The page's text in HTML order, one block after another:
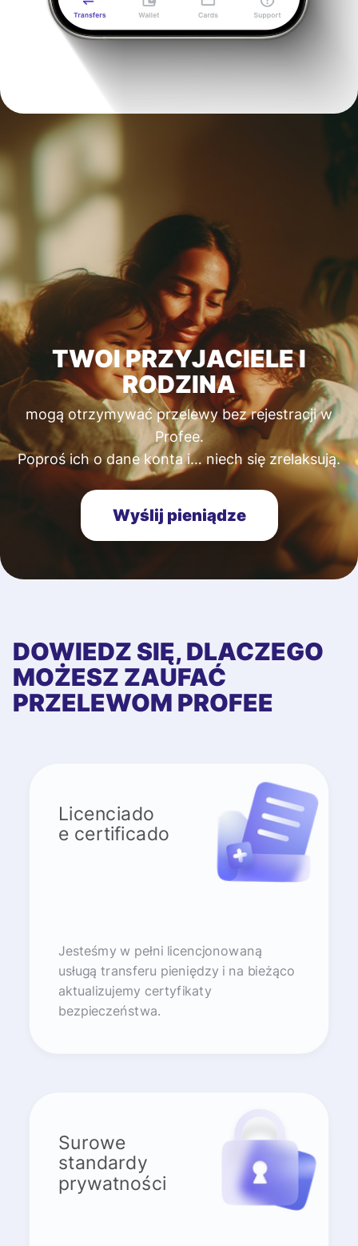
TWOI PRZYJACIELE I
RODZINA
mogą otrzymywać przelewy bez rejestracji w
Profee.
Poproś ich o dane konta i… niech się zrelaksują.
Wyślij pieniądze
DOWIEDZ SIĘ, DLACZEGO
MOŻESZ ZAUFAĆ
PRZELEWOM PROFEE
Licenciado
e certificado
Jesteśmy w pełni licencjonowaną
usługą transferu pieniędzy i na bieżąco
aktualizujemy certyfikaty
bezpieczeństwa.
Surowe
standardy
prywatności